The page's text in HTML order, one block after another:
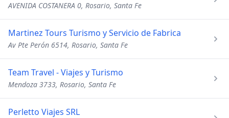
AVENIDA COSTANERA 0, Rosario, Santa Fe
Martinez Tours Turismo y Servicio de Fabrica
Av Pte Perón 6514, Rosario, Santa Fe
Team Travel - Viajes y Turismo
Mendoza 3733, Rosario, Santa Fe
Perletto Viajes SRL